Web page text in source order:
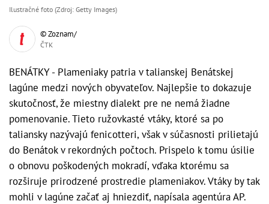
Ilustračné foto (Zdroj: Getty Images)
© Zoznam/
ČTK
BENÁTKY - Plameniaky patria v talianskej Benátskej
lagúne medzi nových obyvateľov. Najlepšie to dokazuje
skutočnosť, že miestny dialekt pre ne nemá žiadne
pomenovanie. Tieto ružovkasté vtáky, ktoré sa po
taliansky nazývajú fenicotteri, však v súčasnosti prilietajú
do Benátok v rekordných počtoch. Prispelo k tomu úsilie
o obnovu poškodených mokradí, vďaka ktorému sa
rozširuje prirodzené prostredie plameniakov. Vtáky by tak
mohli v lagúne začať aj hniezdiť, napísala agentúra AP.